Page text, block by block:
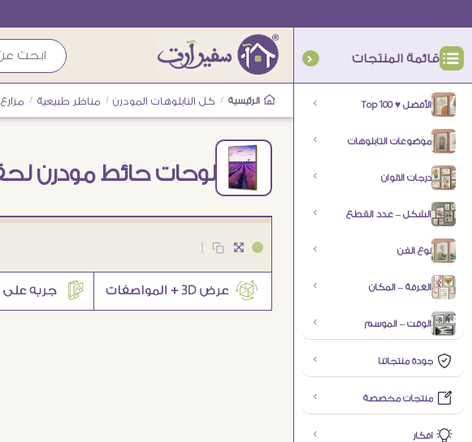
قائمة المنتجات
الأفضل ♥ Top 100
موضوعات التابلوهات
درجات الالوان
الشكل – عدد القطع
نوع الفن
الغرفة – المكان
الوقت – الموسم
جودة منتجاتنا
منتجات مخصصة
افكار
الرئيسية / كل التابلوهات المودرن / مناظر طبيعية /
لوحات حائط مودرن